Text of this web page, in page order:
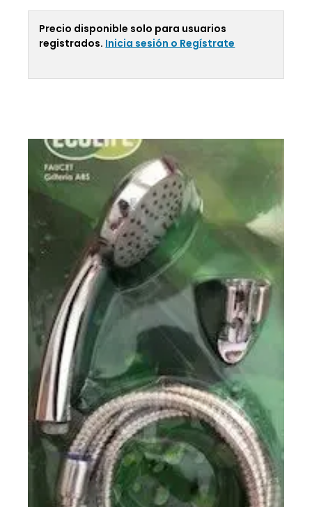
Precio disponible solo para usuarios
registrados. Inicia sesión o Regístrate